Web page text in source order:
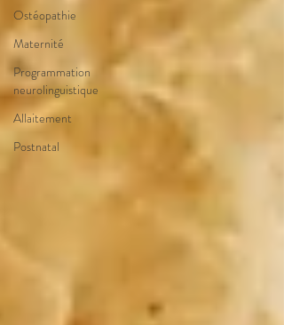
Ostéopathie
Maternité
Programmation
neurolinguistique
Allaitement
Postnatal